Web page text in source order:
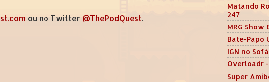
ou no Twitter @ThePodQuest.
Matando
247
MRG Show
Bate-Papo
IGN no Sofá
Overloadr
Super